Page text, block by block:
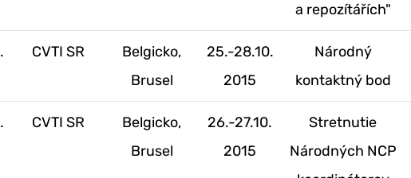
a repozítářích"
CVTI SR
Belgicko,
Brusel
25.-28.10.
2015
Národný
kontaktný bod
CVTI SR
Belgicko,
Brusel
26.-27.10.
2015
Stretnutie
Národných NCP